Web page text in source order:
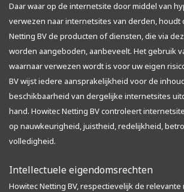
Daar waar op de internetsite door middel van
verwezen naar internetsites van derden, houdt
Netting BV de producten of diensten, die via
worden aangeboden, aanbeveelt. Het gebruik
waarnaar verwezen wordt is voor uw eigen
BV wijst iedere aansprakelijkheid voor de
beschikbaarheid van dergelijke internetsites
hand. Howitec Netting BV controleert
op nauwkeurigheid, juistheid, redelijkheid,
volledigheid.
Intellectuele eigendomsrechten
Howitec Netting BV, respectievelijk de